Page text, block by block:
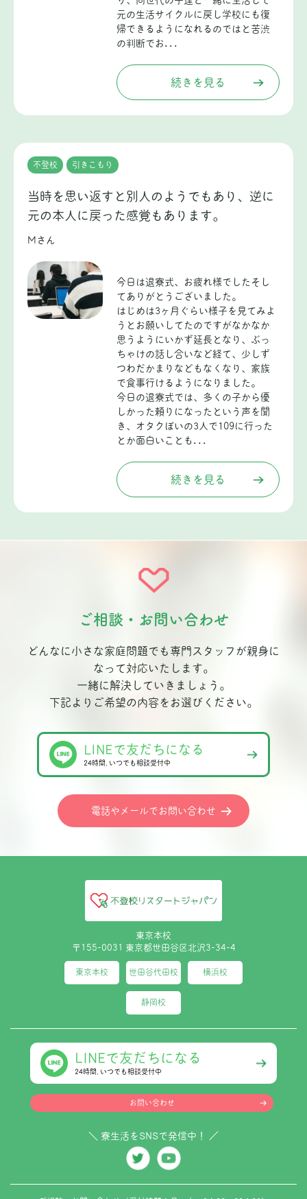
元の生活サイクルに戻し学校にも復
帰できるようになれるのではと苦渋
の判断でお...
続きを見る
不登校 引きこもり
当時を思い返すと別人のようでもあり、逆に
元の本人に戻った感覚もあります。
Mさん
今日は退寮式、お疲れ様でしたそし
てありがとうございました。
はじめは3ヶ月ぐらい様子を見てみよ
うとお願いしてたのですがなかなか
思うようにいかず延長となり、ぶっ
ちゃけの話し合いなど経て、少しず
つわだかまりなどもなくなり、家族
で食事行けるようになりました。
今日の退寮式では、多くの子から優
しかった頼りになったという声を聞
き、オタクぽいの3人で109に行った
とか面白いことも...
続きを見る
ご相談・お問い合わせ
どんなに小さな家庭問題でも専門スタッフが親身に
なって対応いたします。
一緒に解決していきましょう。
下記よりご希望の内容をお選びください。
LINEで友だちになる
24時間､いつでも相談受付中
電話やメールでお問い合わせ
東京本校
〒155-0031 東京都世田谷区北沢3-34-4
東京本校 世田谷代田校 横浜校
静岡校
LINEで友だちになる
24時間､いつでも相談受付中
お問い合わせ
＼ 寮生活をSNSで発信中！ ／